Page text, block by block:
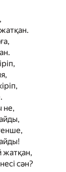
не,
жатқан,
сән?